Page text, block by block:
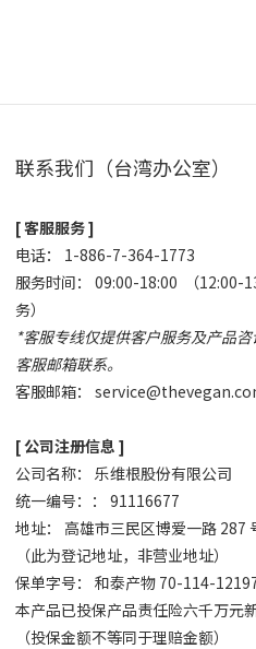
联系我们（台湾办公室）
[ 客服服务 ]
电话： 1-886-7-364-1773
服务时间： 09:00-18:00 （12:00-
务）
*客服专线仅提供客户服务及产品
客服邮箱联系。
客服邮箱：
[ 公司注册信息 ]
公司名称： 乐维根股份有限公司
统一编号：： 91116677
地址： 高雄市三民区博爱一路 287
（此为登记地址，非营业地址）
保单字号： 和泰产物 70-114-
本产品已投保产品责任险六千万元
（投保金额不等同于理赔金额）